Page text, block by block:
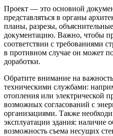
Проект — это основной
представляться в органы
планы, разрезы,
документацию. Важно, чтобы
соответствии с требованиями
в противном случае он может
доработки.
Обратите внимание на
техническими службами:
отопления или электрической
возможных согласований с
организациями. Также
эксплуатации здания:
возможность съема несущих